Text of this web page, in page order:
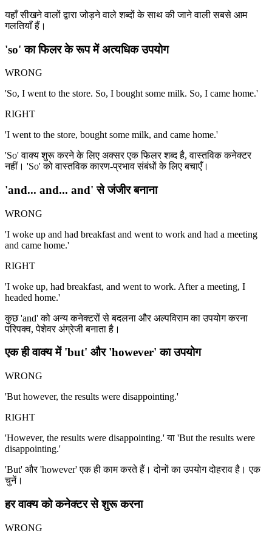
यहाँ सीखने वालों द्वारा जोड़ने वाले शब्दों के साथ की जाने वाली सबसे आम
गलतियाँ हैं।
'so' का फिलर के रूप में अत्यधिक उपयोग
WRONG
'So, I went to the store. So, I bought some milk. So, I came home.'
RIGHT
'I went to the store, bought some milk, and came home.'
'So' वाक्य शुरू करने के लिए अक्सर एक फिलर शब्द है, वास्तविक कनेक्टर
नहीं। 'So' को वास्तविक कारण-प्रभाव संबंधों के लिए बचाएँ।
'and... and... and' से जंजीर बनाना
WRONG
'I woke up and had breakfast and went to work and had a meeting
and came home.'
RIGHT
'I woke up, had breakfast, and went to work. After a meeting, I
headed home.'
कुछ 'and' को अन्य कनेक्टरों से बदलना और अल्पविराम का उपयोग करना
परिपक्व, पेशेवर अंग्रेजी बनाता है।
एक ही वाक्य में 'but' और 'however' का उपयोग
WRONG
'But however, the results were disappointing.'
RIGHT
'However, the results were disappointing.' या 'But the results were
disappointing.'
'But' और 'however' एक ही काम करते हैं। दोनों का उपयोग दोहराव है। एक
चुनें।
हर वाक्य को कनेक्टर से शुरू करना
WRONG